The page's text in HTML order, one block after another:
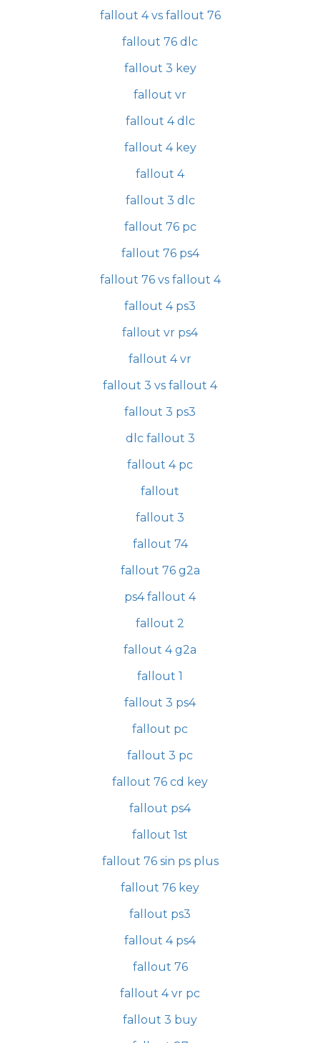
fallout 4 vs fallout 76
fallout 76 dlc
fallout 3 key
fallout vr
fallout 4 dlc
fallout 4 key
fallout 4
fallout 3 dlc
fallout 76 pc
fallout 76 ps4
fallout 76 vs fallout 4
fallout 4 ps3
fallout vr ps4
fallout 4 vr
fallout 3 vs fallout 4
fallout 3 ps3
dlc fallout 3
fallout 4 pc
fallout
fallout 3
fallout 74
fallout 76 g2a
ps4 fallout 4
fallout 2
fallout 4 g2a
fallout 1
fallout 3 ps4
fallout pc
fallout 3 pc
fallout 76 cd key
fallout ps4
fallout 1st
fallout 76 sin ps plus
fallout 76 key
fallout ps3
fallout 4 ps4
fallout 76
fallout 4 vr pc
fallout 3 buy